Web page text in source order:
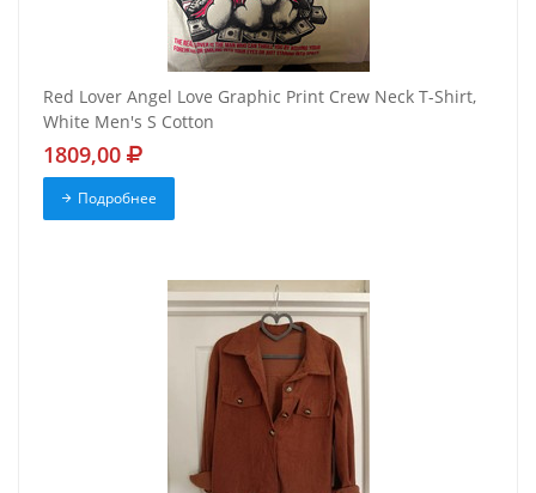
Red Lover Angel Love Graphic Print Crew Neck T-Shirt,
White Men's S Cotton
1809,00
Подробнее